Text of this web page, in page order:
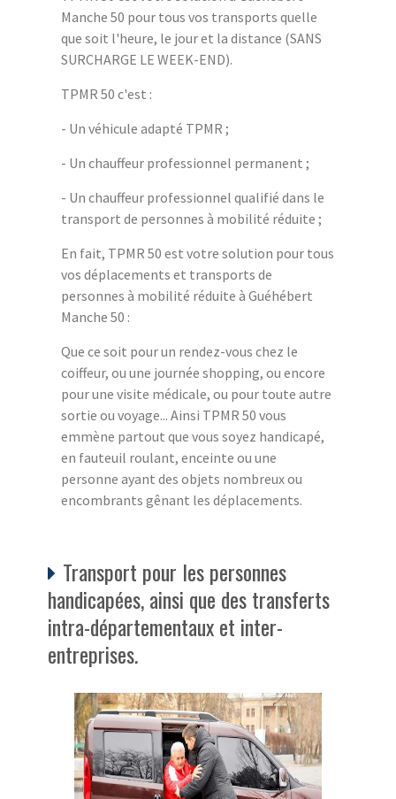
Manche 50 pour tous vos transports quelle
que soit l'heure, le jour et la distance (SANS
SURCHARGE LE WEEK-END).
TPMR 50 c'est :
- Un véhicule adapté TPMR ;
- Un chauffeur professionnel permanent ;
- Un chauffeur professionnel qualifié dans le
transport de personnes à mobilité réduite ;
En fait, TPMR 50 est votre solution pour tous
vos déplacements et transports de
personnes à mobilité réduite à Guéhébert
Manche 50 :
Que ce soit pour un rendez-vous chez le
coiffeur, ou une journée shopping, ou encore
pour une visite médicale, ou pour toute autre
sortie ou voyage... Ainsi TPMR 50 vous
emmène partout que vous soyez handicapé,
en fauteuil roulant, enceinte ou une
personne ayant des objets nombreux ou
encombrants gênant les déplacements.
Transport pour les personnes
handicapées, ainsi que des transferts
intra-départementaux et inter-
entreprises.